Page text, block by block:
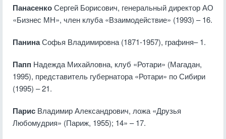
ПанасенкоСергей Борисович, генеральный директор АО
«Бизнес МН», член клуба «Взаимодействие» (1993) – 16.
ПанинаСофья Владимировна (1871-1957), графиня– 1.
Папп Надежда Михайловна, клуб «Ротари» (Магадан,
1995), представитель губернатора «Ротари» по Сибири
(1995) – 21.
Парис Владимир Александрович, ложа «Друзья
Любомудрия» (Париж, 1955); 14» – 17.